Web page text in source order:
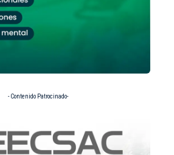
- Contenido Patrocinado-